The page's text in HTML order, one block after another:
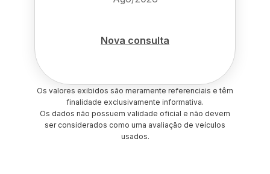
Nova consulta
Os valores exibidos são meramente referenciais e têm
finalidade exclusivamente informativa.
Os dados não possuem validade oficial e não devem
ser considerados como uma avaliação de veículos
usados.